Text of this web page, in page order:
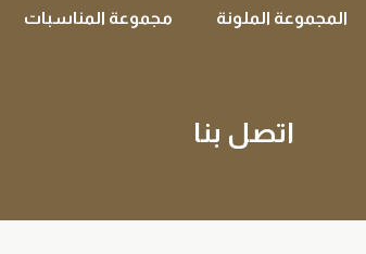
المجموعة الملونة مجموعة المناسبات
اتصل بنا